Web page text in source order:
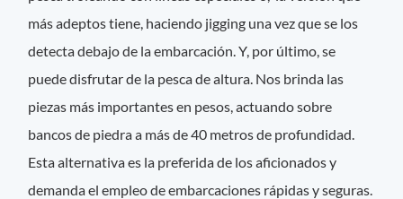
más adeptos tiene, haciendo jigging una vez que se los
detecta debajo de la embarcación. Y, por último, se
puede disfrutar de la pesca de altura. Nos brinda las
piezas más importantes en pesos, actuando sobre
bancos de piedra a más de 40 metros de profundidad.
Esta alternativa es la preferida de los aficionados y
demanda el empleo de embarcaciones rápidas y seguras.